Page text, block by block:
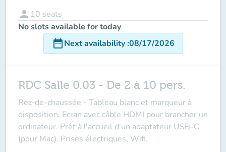
person 10 seats
No slots available for today
date_rangeNext availability:08/17/2026
RDC Salle 0.03 - De 2 à 10 pers.
Rez-de-chaussée - Tableau blanc et marqueur à
disposition. Ecran avec câble HDMI pour brancher un
ordinateur. Prêt à l'accueil d'un adaptateur USB-C
(pour Mac). Prises électriques, Wifi.